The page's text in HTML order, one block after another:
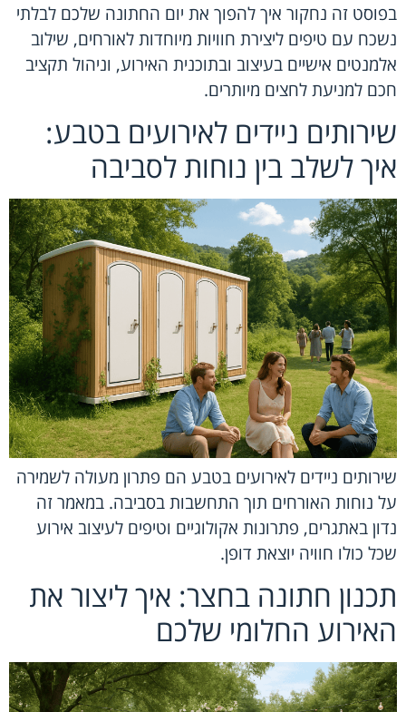
בפוסט זה נחקור איך להפוך את יום החתונה שלכם לבלתי
נשכח עם טיפים ליצירת חוויות מיוחדות לאורחים, שילוב
אלמנטים אישיים בעיצוב ובתוכנית האירוע, וניהול תקציב
חכם למניעת לחצים מיותרים.
שירותים ניידים לאירועים בטבע:
איך לשלב בין נוחות לסביבה
שירותים ניידים לאירועים בטבע הם פתרון מעולה לשמירה
על נוחות האורחים תוך התחשבות בסביבה. במאמר זה
נדון באתגרים, פתרונות אקולוגיים וטיפים לעיצוב אירוע
שכל כולו חוויה יוצאת דופן.
תכנון חתונה בחצר: איך ליצור את
האירוע החלומי שלכם